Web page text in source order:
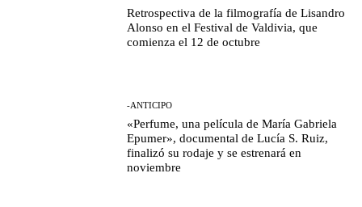
Retrospectiva de la filmografía de Lisandro
Alonso en el Festival de Valdivia, que
comienza el 12 de octubre
-ANTICIPO
«Perfume, una película de María Gabriela
Epumer», documental de Lucía S. Ruiz,
finalizó su rodaje y se estrenará en
noviembre